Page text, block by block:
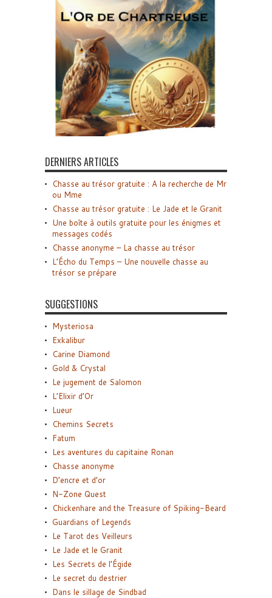
DERNIERS ARTICLES
Chasse au trésor gratuite : A la recherche de Mr
ou Mme
Chasse au trésor gratuite : Le Jade et le Granit
Une boîte à outils gratuite pour les énigmes et
messages codés
Chasse anonyme – La chasse au trésor
L’Écho du Temps – Une nouvelle chasse au
trésor se prépare
SUGGESTIONS
Mysteriosa
Exkalibur
Carine Diamond
Gold & Crystal
Le jugement de Salomon
L’Elixir d’Or
Lueur
Chemins Secrets
Fatum
Les aventures du capitaine Ronan
Chasse anonyme
D’encre et d’or
N-Zone Quest
Chickenhare and the Treasure of Spiking-Beard
Guardians of Legends
Le Tarot des Veilleurs
Le Jade et le Granit
Les Secrets de l’Égide
Le secret du destrier
Dans le sillage de Sindbad